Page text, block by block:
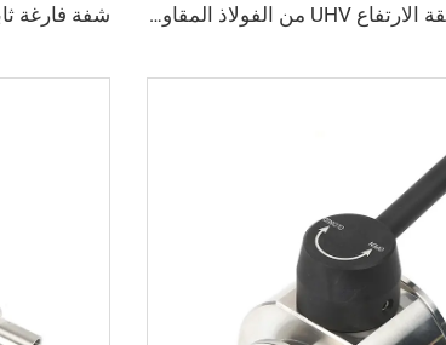
وصلات فراغية فائقة الارتفاع UHV من الفولاذ المقاوم للصدأ CF16-CF200، مكعب CF ستة اتجاهات من الفولاذ المصنوع من قطعة صلبة بدون لحامات، جودة فائقة، وصلات أنابيب